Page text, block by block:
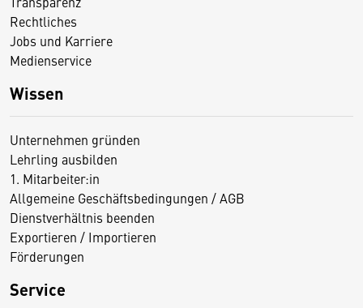
Rechtliches
Jobs und Karriere
Medienservice
Wissen
Unternehmen gründen
Lehrling ausbilden
1. Mitarbeiter:in
Allgemeine Geschäftsbedingungen / AGB
Dienstverhältnis beenden
Exportieren / Importieren
Förderungen
Service